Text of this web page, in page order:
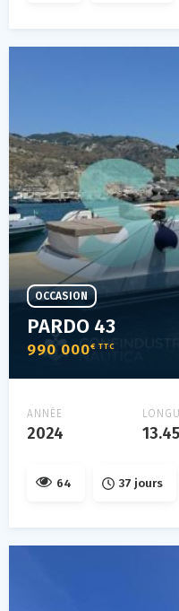
PARDO 43
990 000€ TTC
OCCASION
ANNÉE
2024
64 37 jours